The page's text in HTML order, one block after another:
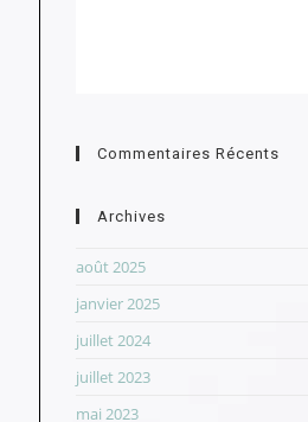
Commentaires Récents
Archives
août 2025
janvier 2025
juillet 2024
juillet 2023
mai 2023